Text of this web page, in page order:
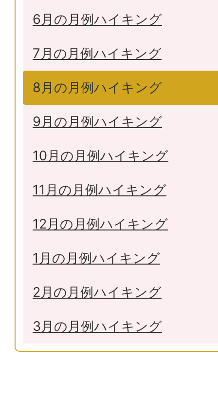
6月の月例ハイキング
7月の月例ハイキング
8月の月例ハイキング
9月の月例ハイキング
10月の月例ハイキング
11月の月例ハイキング
12月の月例ハイキング
1月の月例ハイキング
2月の月例ハイキング
3月の月例ハイキング